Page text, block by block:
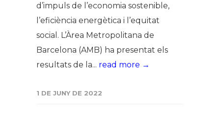
d’impuls de l’economia sostenible,
l’eficiència energètica i l’equitat
social. L’Àrea Metropolitana de
Barcelona (AMB) ha presentat els
resultats de la... read more →
1 DE JUNY DE 2022